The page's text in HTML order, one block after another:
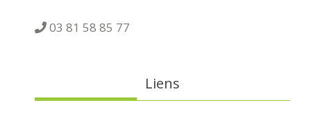
03 81 58 85 77
Liens